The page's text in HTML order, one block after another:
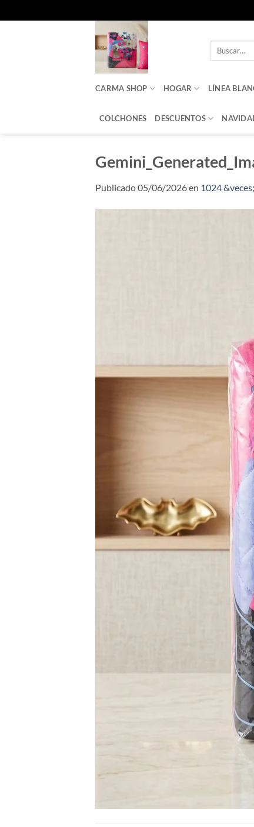
Buscar
CARMA SHOP HOGAR LÍNEA
COLCHONES DESCUENTOS
Publicado05/06/2026en 1024